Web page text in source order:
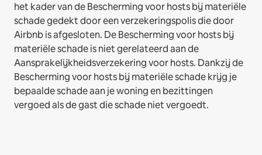
het kader van de Bescherming voor hosts bij materiële
schade gedekt door een verzekeringspolis die door
Airbnb is afgesloten. De Bescherming voor hosts bij
materiële schade is niet gerelateerd aan de
Aansprakelijkheidsverzekering voor hosts. Dankzij de
Bescherming voor hosts bij materiële schade krijg je
bepaalde schade aan je woning en bezittingen
vergoed als de gast die schade niet vergoedt.